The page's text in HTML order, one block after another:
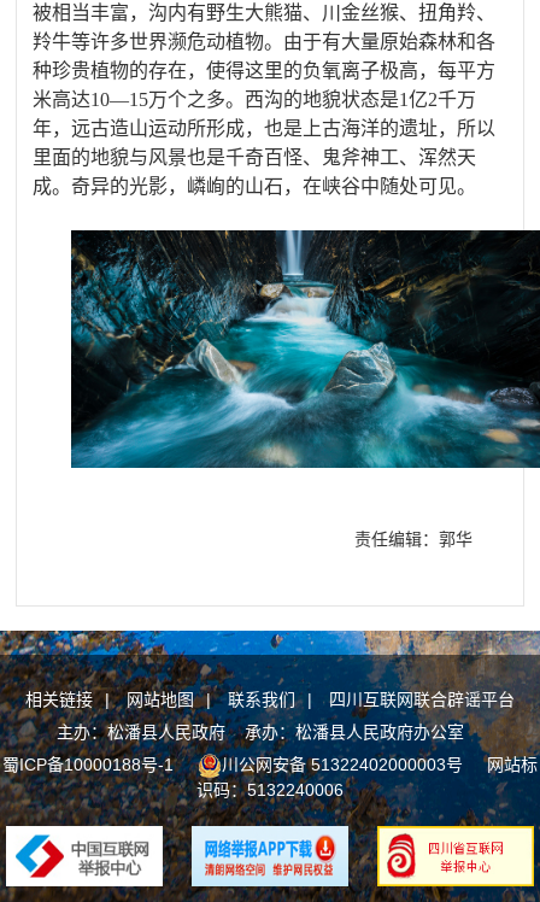
被相当丰富，沟内有野生大熊猫、川金丝猴、扭角羚、
羚牛等许多世界濒危动植物。由于有大量原始森林和各
种珍贵植物的存在，使得这里的负氧离子极高，每平方
米高达10—15万个之多。西沟的地貌状态是1亿2千万
年，远古造山运动所形成，也是上古海洋的遗址，所以
里面的地貌与风景也是千奇百怪、鬼斧神工、浑然天
成。奇异的光影，嶙峋的山石，在峡谷中随处可见。
责任编辑：郭华
相关链接 | 网站地图 | 联系我们 |
四川互联网联合辟谣平台
主办：松潘县人民政府 承办：松潘县人民政府办公室
蜀ICP备10000188号-1
川公网安备 51322402000003号 网站标
识码：5132240006